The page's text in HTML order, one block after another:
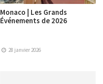
Monaco | Les Grands
Événements de 2026
28 janvier 2026